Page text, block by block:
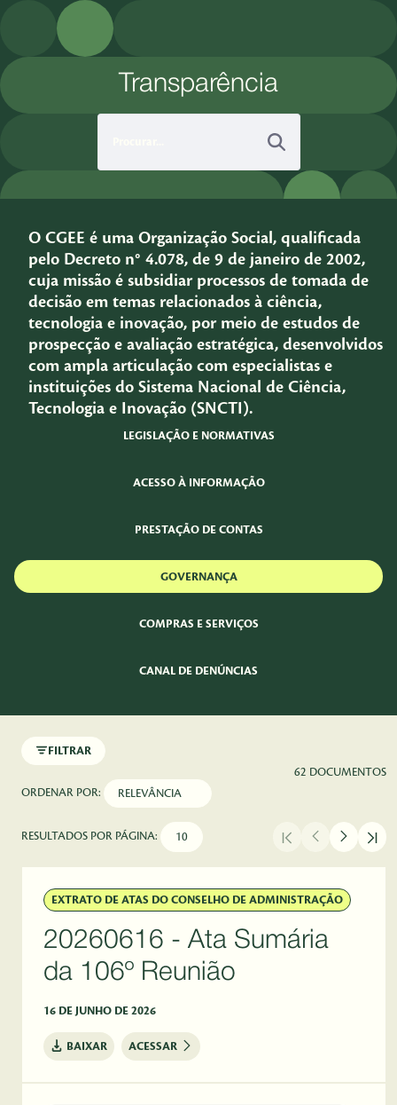
Pular para o Conteúdo principal
Transparência
O CGEE é uma Organização Social, qualificada
pelo Decreto n° 4.078, de 9 de janeiro de 2002,
cuja missão é subsidiar processos de tomada de
decisão em temas relacionados à ciência,
tecnologia e inovação, por meio de estudos de
prospecção e avaliação estratégica, desenvolvidos
com ampla articulação com especialistas e
instituições do Sistema Nacional de Ciência,
Tecnologia e Inovação (SNCTI).
LEGISLAÇÃO E NORMATIVAS
ACESSO À INFORMAÇÃO
PRESTAÇÃO DE CONTAS
GOVERNANÇA
COMPRAS E SERVIÇOS
CANAL DE DENÚNCIAS
FILTRAR
62 DOCUMENTOS
ORDENAR POR:
RESULTADOS POR PÁGINA:
EXTRATO DE ATAS DO CONSELHO DE ADMINISTRAÇÃO
20260616 - Ata Sumária
da 106º Reunião
16 DE JUNHO DE 2026
BAIXAR ACESSAR